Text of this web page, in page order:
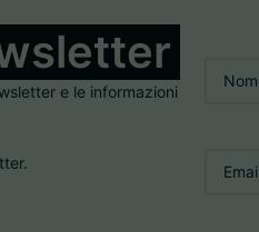
e le informazioni